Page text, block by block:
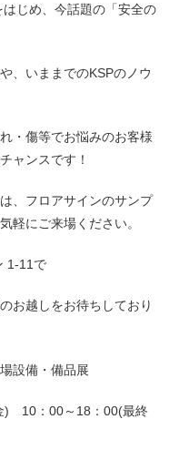
じめ、今話題の「安全の
、いままでのKSPのノウ
・傷等でお悩みのお客様
ャンスです！
、フロアサインのサンプ
軽にご来場ください。
1-11で
お越しをお待ちしており
設備・備品展
) 10：00～18：00(最終